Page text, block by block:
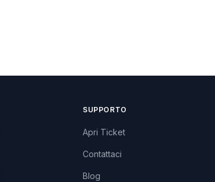
SUPPORTO
Apri Ticket
Contattaci
Blog